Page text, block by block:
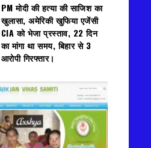
PM मोदी की हत्या की साजिश का
खुलासा, अमेरिकी खुफिया एजेंसी
CIA को भेजा प्रस्ताव, 22 दिन
का मांगा था समय, बिहार से 3
आरोपी गिरफ्तार।